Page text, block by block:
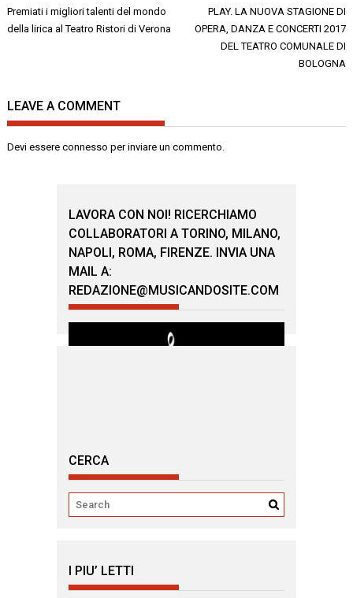
Navigazione
articoli
Premiati i migliori talenti del mondo
della lirica al Teatro Ristori di Verona
PLAY. LA NUOVA STAGIONE DI
OPERA, DANZA E CONCERTI 2017
DEL TEATRO COMUNALE DI
BOLOGNA
LEAVE A COMMENT
Devi essereconnesso per inviare un commento.
LAVORA CON NOI! RICERCHIAMO
COLLABORATORI A TORINO, MILANO,
NAPOLI, ROMA, FIRENZE. INVIA UNA
MAIL A:
REDAZIONE@MUSICANDOSITE.COM
CERCA
I PIU’ LETTI